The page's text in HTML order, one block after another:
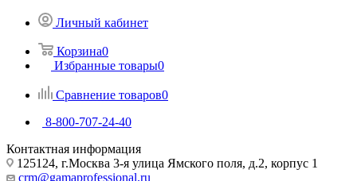
Личный кабинет
Корзина0
Избранные товары0
Сравнение товаров0
8-800-707-24-40
Контактная информация
125124, г.Москва 3-я улица Ямского поля, д.2, корпус 1
crm@gamaprofessional.ru